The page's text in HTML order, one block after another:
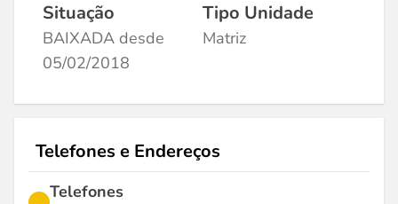
Situação
BAIXADA desde
05/02/2018
Tipo Unidade
Matriz
Telefones e Endereços
Telefones